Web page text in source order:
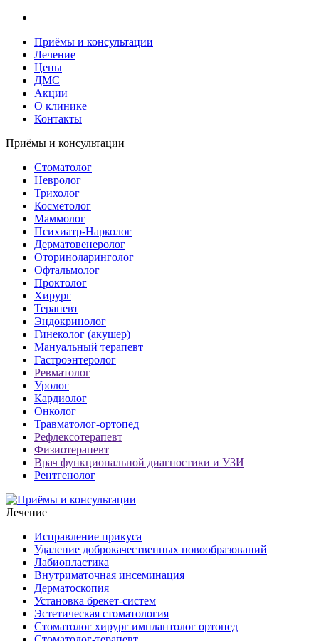
Приёмы и консультации
Лечение
Цены
ДМС
Акции
О клинике
Контакты
Приёмы и консультации
Стоматолог
Невролог
Трихолог
Косметолог
Маммолог
Психиатр-Нарколог
Дерматовенеролог
Оториноларинголог
Офтальмолог
Проктолог
Хирург
Терапевт
Эндокринолог
Гинеколог (акушер)
Мануальный терапевт
Гастроэнтеролог
Ревматолог
Уролог
Кардиолог
Онколог
Травматолог-ортопед
Рефлексотерапевт
Физиотерапевт
Врач функциональной диагностики и УЗИ
Рентгенолог
Лечение
Исправление прикуса
Удаление доброкачественных новообразований
Лабиопластика
Внутриматочная инсеминация
Дерматоскопия
Установка брекет-систем
Эстетическая стоматология
Стоматолог хирург имплантолог ортопед